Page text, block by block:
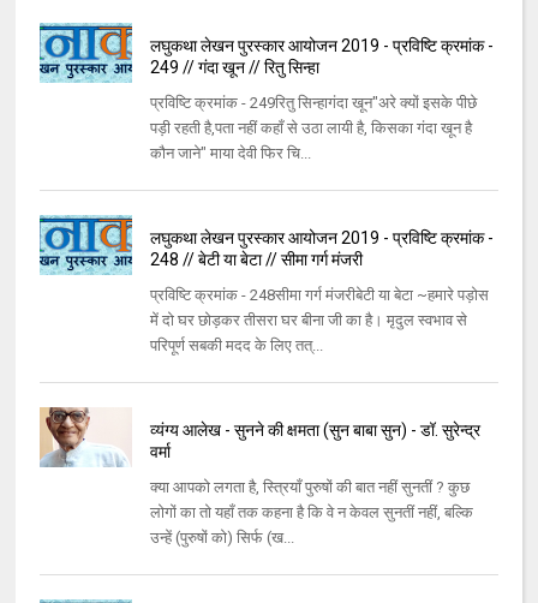
लघुकथा लेखन पुरस्कार आयोजन 2019 - प्रविष्टि क्रमांक -
249 // गंदा खून // रितु सिन्हा
प्रविष्टि क्रमांक - 249रितु सिन्हागंदा खून"अरे क्यों इसके पीछे
पड़ी रहती है,पता नहीं कहाँ से उठा लायी है, किसका गंदा खून है
कौन जाने" माया देवी फिर चि...
लघुकथा लेखन पुरस्कार आयोजन 2019 - प्रविष्टि क्रमांक -
248 // बेटी या बेटा // सीमा गर्ग मंजरी
प्रविष्टि क्रमांक - 248सीमा गर्ग मंजरीबेटी या बेटा ~हमारे पड़ोस
में दो घर छोड़कर तीसरा घर बीना जी का है। मृदुल स्वभाव से
परिपूर्ण सबकी मदद के लिए तत्...
व्यंग्य आलेख - सुनने की क्षमता (सुन बाबा सुन) - डॉ. सुरेन्द्र
वर्मा
क्या आपको लगता है, स्त्रियाँ पुरुषों की बात नहीं सुनतीं ? कुछ
लोगों का तो यहाँ तक कहना है कि वे न केवल सुनतीं नहीं, बल्कि
उन्हें (पुरुषों को) सिर्फ (ख...